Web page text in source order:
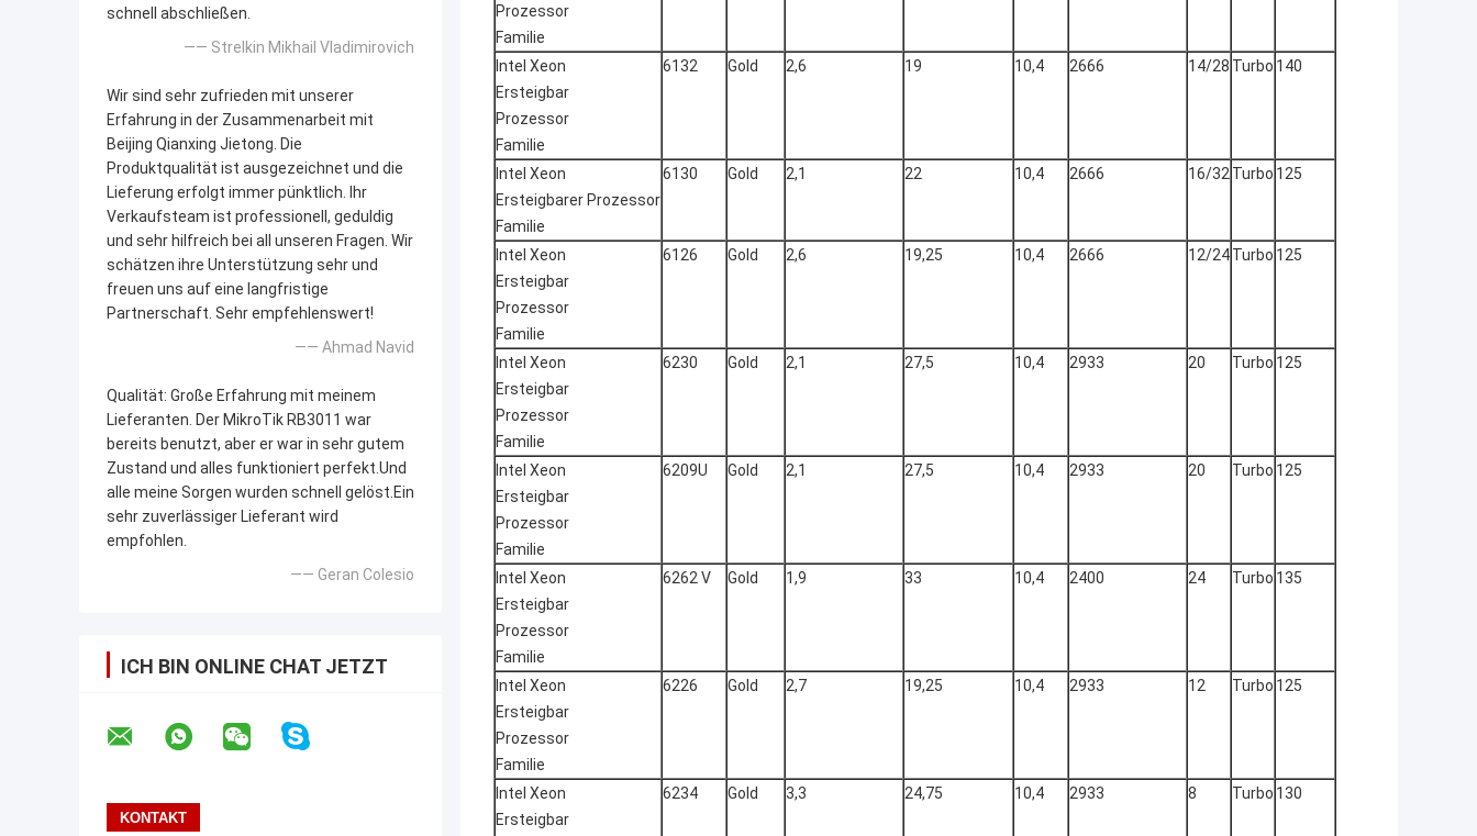
schnell abschließen.
—— Strelkin Mikhail Vladimirovich
Wir sind sehr zufrieden mit unserer
Erfahrung in der Zusammenarbeit mit
Beijing Qianxing Jietong. Die
Produktqualität ist ausgezeichnet und die
Lieferung erfolgt immer pünktlich. Ihr
Verkaufsteam ist professionell, geduldig
und sehr hilfreich bei all unseren Fragen. Wir
schätzen ihre Unterstützung sehr und
freuen uns auf eine langfristige
Partnerschaft. Sehr empfehlenswert!
—— Ahmad Navid
Qualität: Große Erfahrung mit meinem
Lieferanten. Der MikroTik RB3011 war
bereits benutzt, aber er war in sehr gutem
Zustand und alles funktioniert perfekt.Und
alle meine Sorgen wurden schnell gelöst.Ein
sehr zuverlässiger Lieferant wird
empfohlen.
—— Geran Colesio
ICH BIN ONLINE CHAT JETZT
Prozessor
Familie
Intel Xeon
Ersteigbar
Prozessor
Familie
6132 Gold 2,6 19 10,4 2666 14/28 Turbo 140
Intel Xeon
Ersteigbarer Prozessor
Familie
6130 Gold 2,1 22 10,4 2666 16/32Turbo 125
Intel Xeon
Ersteigbar
Prozessor
Familie
6126 Gold 2,6 19,25 10,4 2666 12/24Turbo 125
Intel Xeon
Ersteigbar
Prozessor
Familie
6230 Gold 2,1 27,5 10,4 2933 20 Turbo 125
Intel Xeon
Ersteigbar
Prozessor
Familie
6209U Gold 2,1 27,5 10,4 2933 20 Turbo 125
Intel Xeon
Ersteigbar
Prozessor
Familie
6262 V Gold 1,9 33 10,4 2400 24 Turbo 135
Intel Xeon
Ersteigbar
Prozessor
Familie
6226 Gold 2,7 19,25 10,4 2933 12 Turbo 125
Intel Xeon
Ersteigbar
6234 Gold 3,3 24,75 10,4 2933 8 Turbo 130